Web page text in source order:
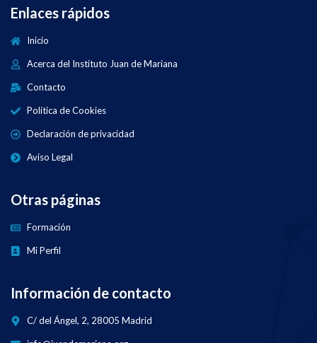
Enlaces rápidos
Inicio
Acerca del Instituto Juan de Mariana
Contacto
Política de Cookies
Declaración de privacidad
Aviso Legal
Otras páginas
Formación
Mi Perfil
Información de contacto
C/ del Ángel, 2, 28005 Madrid